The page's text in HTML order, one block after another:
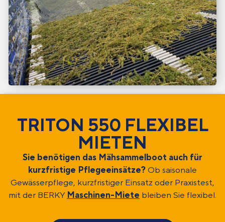
TRITON 550 FLEXIBEL
MIETEN
Sie benötigen das Mähsammelboot auch für
kurzfristige Pflegeeinsätze? Ob saisonale
Gewässerpflege, kurzfristiger Einsatz oder Praxistest,
mit der BERKY Maschinen-Miete bleiben Sie flexibel.